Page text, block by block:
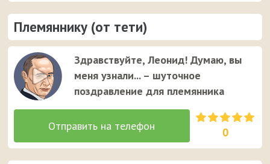
Племяннику (от тети)
Здравствуйте, Леонид! Думаю, вы
меня узнали... – шуточное
поздравление для племянника
0